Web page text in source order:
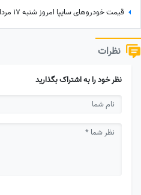
قیمت خودرو‌های سایپا امروز شنبه 17 مرداد 1405
نظرات
نظر خود را به اشتراک بگذارید